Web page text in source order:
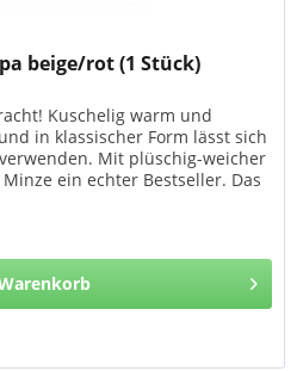
beige/rot (1 Stück)
Kuschelig warm und
in klassischer Form lässt sich
Mit plüschig-weicher
ein echter Bestseller. Das